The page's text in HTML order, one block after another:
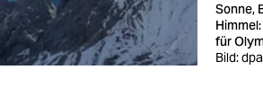
Sonne,
für
Bild: dpa